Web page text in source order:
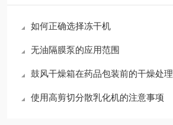
如何正确选择冻干机
无油隔膜泵的应用范围
鼓风干燥箱在药品包装前的干燥处理
使用高剪切分散乳化机的注意事项